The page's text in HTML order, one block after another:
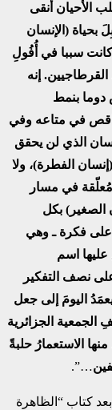
الأحيان أنقى
(الإنسان
كانت سببا في أُفُولِ
إنه
دوما بنمط
ناقص في متاعه وفي
الذي لن يحقق
الفطرة)، ولا
في مسار
الصغير) بكل
على فكرة ـ وهي
اسم
نصف التفكير
اليومَ إلى جعل
الجزائرية
الاستعمارُ حلبةً
…”.
كتاب “الظاهرة